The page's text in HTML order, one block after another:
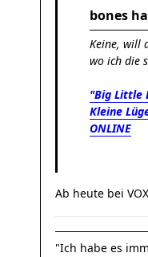
bones
Keine, will
wo ich die
"Big Little
Kleine
ONLINE
Ab heute bei
"Ich habe es